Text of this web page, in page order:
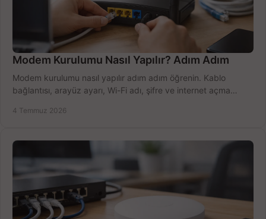
Modem Kurulumu Nasıl Yapılır? Adım Adım
Modem kurulumu nasıl yapılır adım adım öğrenin. Kablo
bağlantısı, arayüz ayarı, Wi-Fi adı, şifre ve internet açma
4 Temmuz 2026